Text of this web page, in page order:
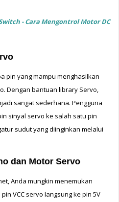
- Cara Mengontrol Motor DC
pin yang mampu menghasilkan
Dengan bantuan library Servo,
sangat sederhana. Pengguna
sinyal servo ke salah satu pin
sudut yang diinginkan melalui
dan Motor Servo
Anda mungkin menemukan
VCC servo langsung ke pin 5V